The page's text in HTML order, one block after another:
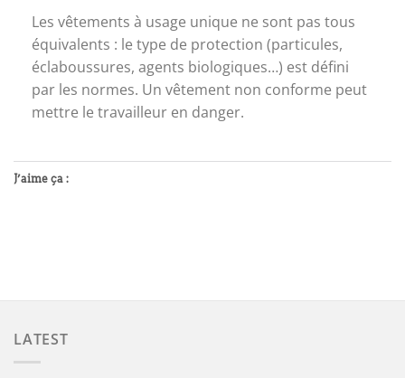
Les vêtements à usage unique ne sont pas tous
équivalents : le type de protection (particules,
éclaboussures, agents biologiques…) est défini
par les normes. Un vêtement non conforme peut
mettre le travailleur en danger.
J’aime ça :
LATEST